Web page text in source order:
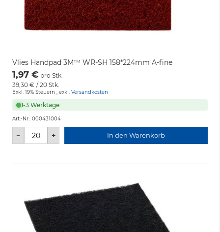
Vlies Handpad 3M™ WR-SH 158*224mm A-fine
1,97 € pro Stk.
39,30 € / 20 Stk.
Exkl. 19% Steuern , exkl. Versandkosten
1-3 Werktage
Art.-Nr.: 000431004
− + In den Warenkorb